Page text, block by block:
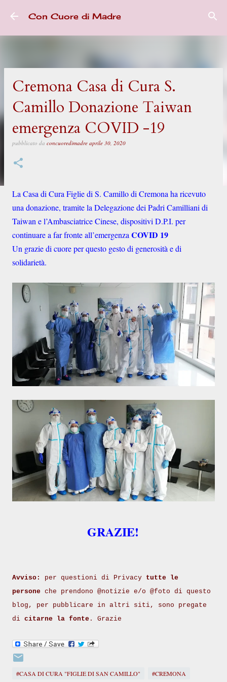
Passa ai contenuti principali
Con Cuore di Madre
Cremona Casa di Cura S.
Camillo Donazione Taiwan
emergenza COVID -19
pubblicato da concuoredimadre aprile 30, 2020
La Casa di Cura Figlie di S. Camillo di Cremona ha ricevuto
una donazione, tramite la Delegazione dei Padri Camilliani di
Taiwan e l’Ambasciatrice Cinese, dispositivi D.P.I. per
continuare a far fronte all’emergenza COVID 19
Un grazie di cuore per questo gesto di generosità e di
solidarietà.
GRAZIE!
Avviso: per questioni di Privacy tutte le
persone che prendono @notizie e/o @foto di questo
blog, per pubblicare in altri siti, sono pregate
di citarne la fonte . Grazie
#CASA DI CURA "FIGLIE DI SAN CAMILLO" #CREMONA